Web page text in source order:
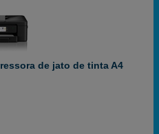
de jato de tinta A4